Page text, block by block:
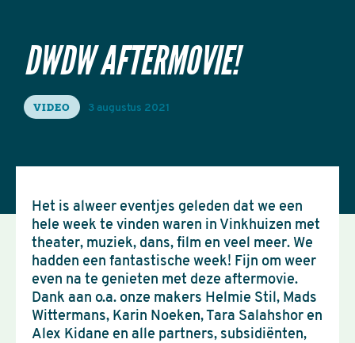
DWDW AFTERMOVIE!
VIDEO 3 augustus 2021
Het is alweer eventjes geleden dat we een
hele week te vinden waren in Vinkhuizen met
theater, muziek, dans, film en veel meer. We
hadden een fantastische week! Fijn om weer
even na te genieten met deze aftermovie.
Dank aan o.a. onze makers Helmie Stil, Mads
Wittermans, Karin Noeken, Tara Salahshor en
Alex Kidane en alle partners, subsidiënten,